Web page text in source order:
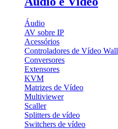
Áudio
AV sobre IP
Acessórios
Controladores de Vídeo Wall
Conversores
Extensores
KVM
Matrizes de Vídeo
Multiviewer
Scaller
Splitters de vídeo
Switchers de vídeo